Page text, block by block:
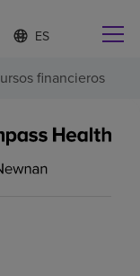
Lista
de
idiomas
contraída
d
o
s
e
l
financieros